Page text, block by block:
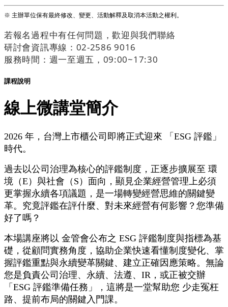
※ 主辦單位保有最終修改、變更、活動解釋及取消本活動之權利。
若報名過程中有任何問題，歡迎與我們聯絡
研討會資訊專線：02-2586 9016
服務時間：週一至週五，09:00~17:30
課程說明
線上微講堂簡介
2026 年，台灣上市櫃公司即將正式迎來 「ESG 評鑑」
時代。
過去以公司治理為核心的評鑑制度，正逐步擴展至 環
境（E）與社會（S）面向，顯見企業經營管理上必須
更掌握永續各項議題，是一場轉變經營思維的關鍵變
革。究竟評鑑在評什麼、對未來經營有何影響？您準備
好了嗎？
本場講座將以 金管會公布之 ESG 評鑑制度與指標為基
礎，從顧問實務角度，協助企業快速看懂制度變化、掌
握評鑑重點與永續變革關鍵、建立正確因應策略。無論
您是負責公司治理、永續、法遵、IR，或正被交辦
「ESG 評鑑準備任務」，這將是一堂幫助您 少走冤枉
路、提前布局的關鍵入門課。